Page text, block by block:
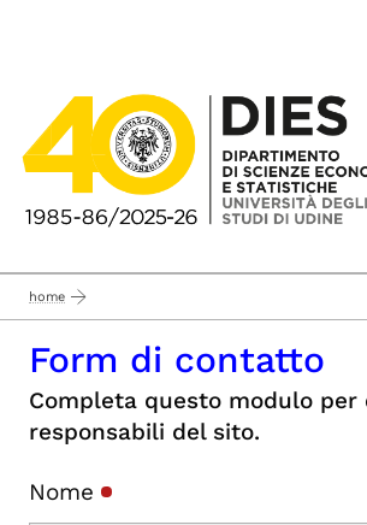
home
Form di contatto
Completa questo modulo
responsabili del sito.
Nome